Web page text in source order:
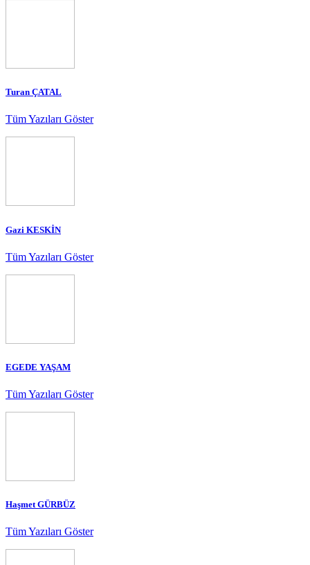
Turan ÇATAL
Tüm Yazıları Göster
Gazi KESKİN
Tüm Yazıları Göster
EGEDE YAŞAM
Tüm Yazıları Göster
Haşmet GÜRBÜZ
Tüm Yazıları Göster